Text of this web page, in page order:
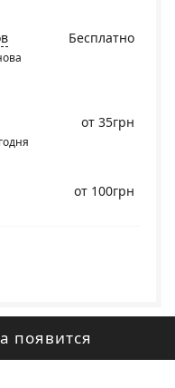
Бесплатно
от 35грн
от 100грн
появится